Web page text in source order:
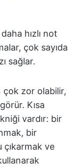
hızlı not
çok sayıda
sağlar.
çok zor olabilir,
Kısa
vardır: bir
bir
ve